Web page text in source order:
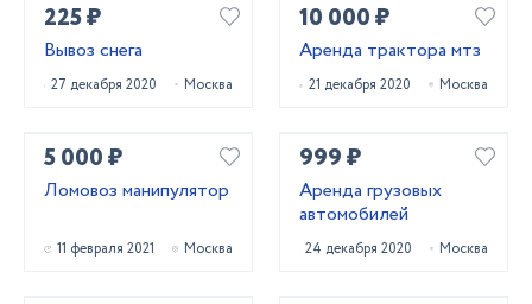
225 ₽
Вывоз снега
27 декабря 2020 Москва
10 000 ₽
Аренда трактора мтз
21 декабря 2020 Москва
5 000 ₽
Ломовоз манипулятор
11 февраля 2021 Москва
999 ₽
Аренда грузовых
автомобилей
24 декабря 2020 Москва